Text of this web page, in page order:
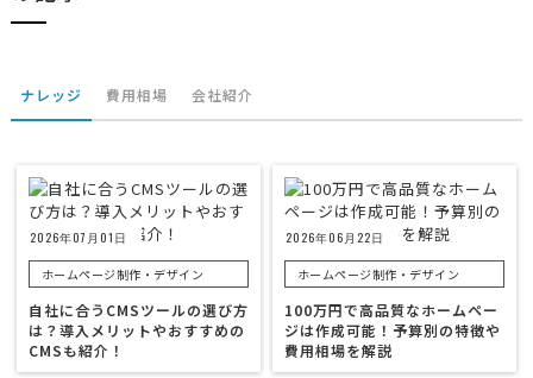
ナレッジ 費用相場 会社紹介
2026年07月01日
ホームページ制作・デザイン
自社に合うCMSツールの選び方
は？導入メリットやおすすめの
CMSも紹介！
2026年06月22日
ホームページ制作・デザイン
100万円で高品質なホームペー
ジは作成可能！予算別の特徴や
費用相場を解説